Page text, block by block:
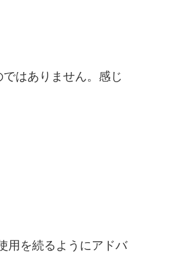
はありません。感じ
用を続るようにアドバ